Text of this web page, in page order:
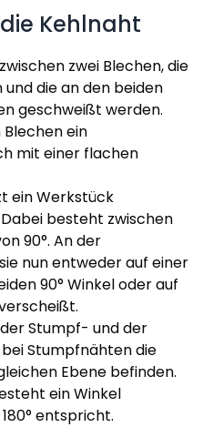
Kehlnaht
zwei Blechen, die
die an den beiden
geschweißt werden.
ein
mit einer flachen
ein Werkstück
besteht zwischen
90°. An der
nun entweder auf einer
90° Winkel oder auf
Stumpf- und der
Stumpfnähten die
Ebene befinden.
ein Winkel
entspricht.